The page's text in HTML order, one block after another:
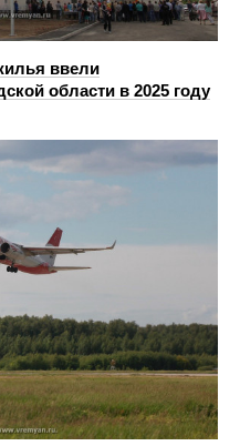
ввели
области в 2025 году